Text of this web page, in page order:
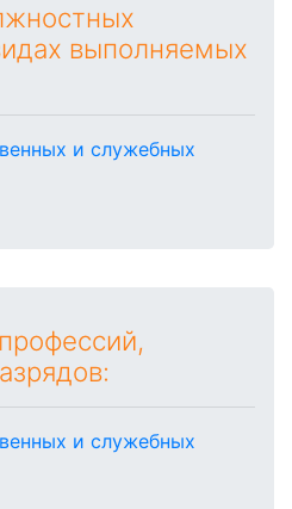
выполняемых
и служебных
и служебных